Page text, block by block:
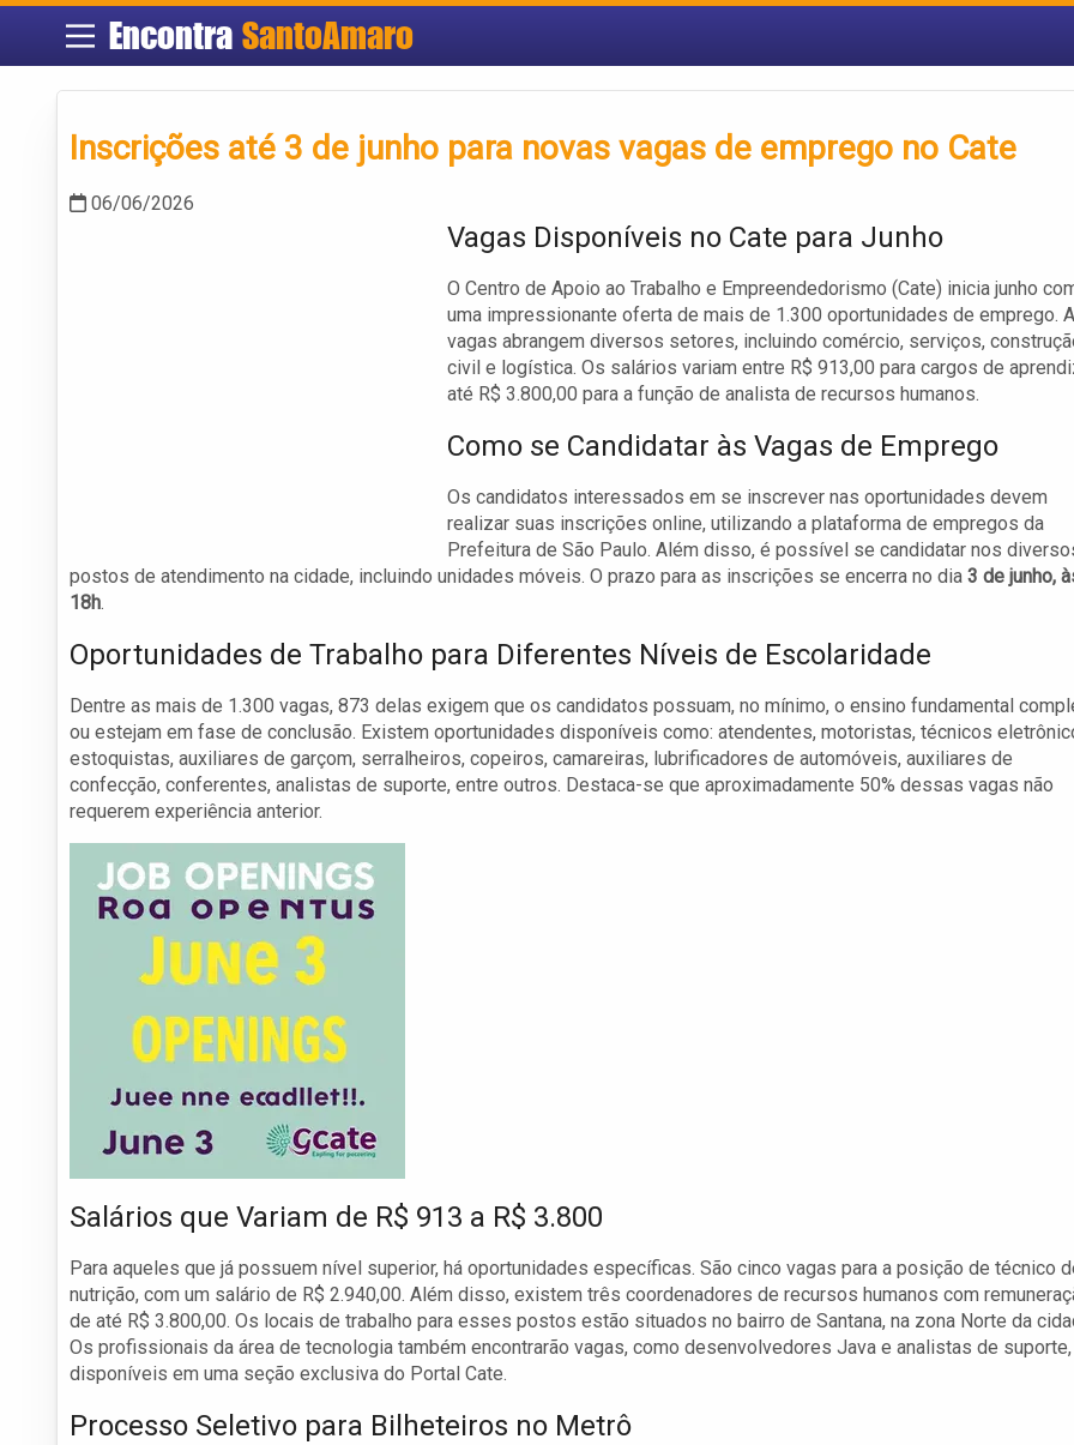
Encontra SantoAmaro
Inscrições até 3 de junho para novas vagas de emprego no Cate
06/06/2026
Vagas Disponíveis no Cate para Junho
O Centro de Apoio ao Trabalho e Empreendedorismo (Cate) inicia junho
uma impressionante oferta de mais de 1.300 oportunidades de emprego.
vagas abrangem diversos setores, incluindo comércio, serviços,
civil e logística. Os salários variam entre R$ 913,00 para cargos de
até R$ 3.800,00 para a função de analista de recursos humanos.
Como se Candidatar às Vagas de Emprego
Os candidatos interessados em se inscrever nas oportunidades devem
realizar suas inscrições online, utilizando a plataforma de empregos da
Prefeitura de São Paulo. Além disso, é possível se candidatar nos
postos de atendimento na cidade, incluindo unidades móveis. O prazo para as inscrições se encerra no dia 3 de junho,
18h.
Oportunidades de Trabalho para Diferentes Níveis de Escolaridade
Dentre as mais de 1.300 vagas, 873 delas exigem que os candidatos possuam, no mínimo, o ensino fundamental
ou estejam em fase de conclusão. Existem oportunidades disponíveis como: atendentes, motoristas, técnicos
estoquistas, auxiliares de garçom, serralheiros, copeiros, camareiras, lubrificadores de automóveis, auxiliares de
confecção, conferentes, analistas de suporte, entre outros. Destaca-se que aproximadamente 50% dessas vagas não
requerem experiência anterior.
Salários que Variam de R$ 913 a R$ 3.800
Para aqueles que já possuem nível superior, há oportunidades específicas. São cinco vagas para a posição de técnico
nutrição, com um salário de R$ 2.940,00. Além disso, existem três coordenadores de recursos humanos com
de até R$ 3.800,00. Os locais de trabalho para esses postos estão situados no bairro de Santana, na zona Norte da
Os profissionais da área de tecnologia também encontrarão vagas, como desenvolvedores Java e analistas de suporte,
disponíveis em uma seção exclusiva do Portal Cate.
Processo Seletivo para Bilheteiros no Metrô